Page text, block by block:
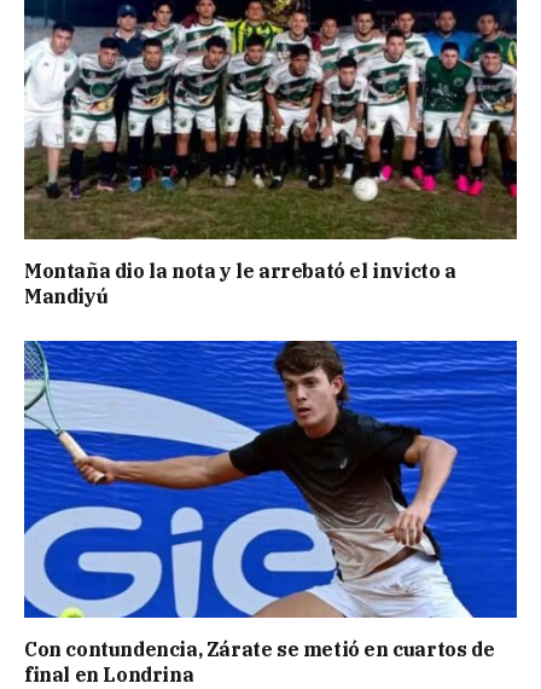
Montaña dio la nota y le arrebató el invicto a
Mandiyú
Con contundencia, Zárate se metió en cuartos de
final en Londrina